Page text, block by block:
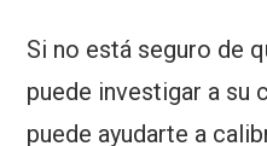
Si no está seguro de
puede investigar a su
puede ayudarte a